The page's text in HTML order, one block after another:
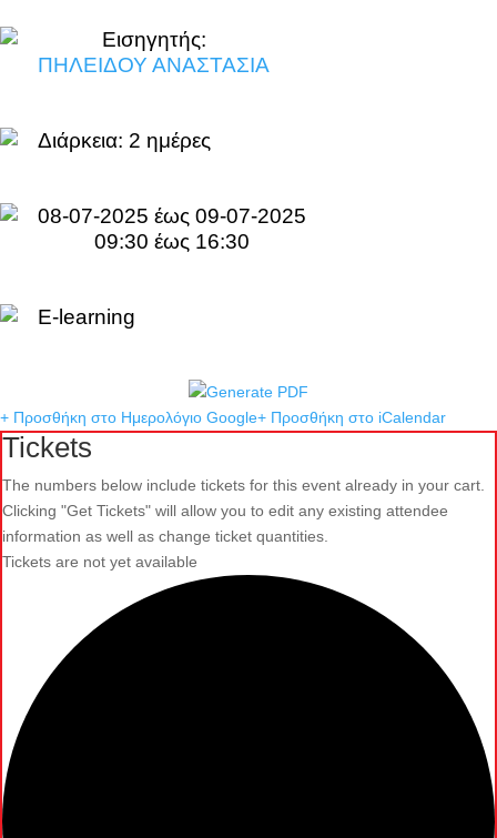
Εισηγητής:
ΠΗΛΕΙΔΟΥ ΑΝΑΣΤΑΣΙΑ
Διάρκεια: 2 ημέρες
08-07-2025 έως 09-07-2025
09:30 έως 16:30
E-learning
+ Προσθήκη στο Ημερολόγιο Google+ Προσθήκη στο iCalendar
Tickets
The numbers below include tickets for this event already in your cart.
Clicking "Get Tickets" will allow you to edit any existing attendee
information as well as change ticket quantities.
Tickets are not yet available